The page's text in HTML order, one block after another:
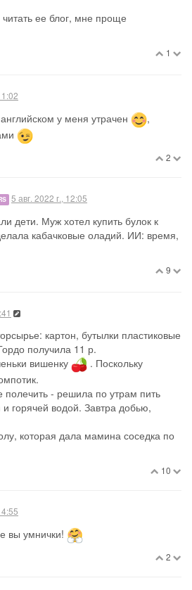
ее блог, мне проще
1
у меня утрачен
,
2
5 авг. 2022 г., 12:05
дети. Муж хотел купить булок к
кабачковые оладий. ИИ: время,
9
картон, бутылки пластиковые
получила 11 р.
вишенку
. Поскольку
- решила по утрам пить
горячей водой. Завтра добью,
которая дала мамина соседка по
10
вы умнички!
2